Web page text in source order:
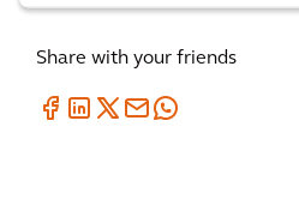
Share with your friends